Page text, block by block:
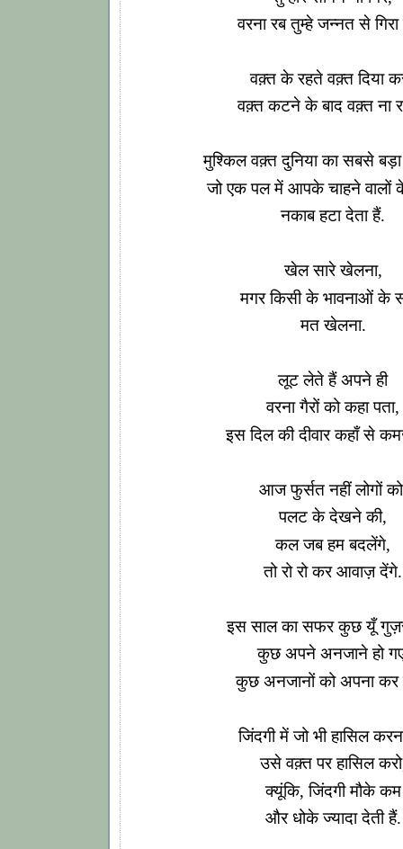
वरना रब तुम्हे जन्नत से गिरा
वक़्त के रहते वक़्त दिया
वक़्त कटने के बाद वक़्त ना
मुश्किल वक़्त दुनिया का सबसे
जो एक पल में आपके चाहने वालों
नकाब हटा देता हैं.
खेल सारे खेलना,
मगर किसी के भावनाओं के
मत खेलना.
लूट लेते हैं अपने ही
वरना गैरों को कहा पता,
इस दिल की दीवार कहाँ से
आज फुर्सत नहीं लोगों
पलट के देखने की,
कल जब हम बदलेंगे,
तो रो रो कर आवाज़ देंगे.
इस साल का सफर कुछ यूँ
कुछ अपने अनजाने हो
कुछ अनजानों को अपना कर
जिंदगी में जो भी हासिल
उसे वक़्त पर हासिल
क्यूंकि, जिंदगी मौके कम
और धोके ज्यादा देती हैं.